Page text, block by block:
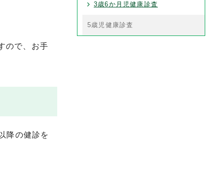
ので、お手
降の健診を
3歳6か月児健康診査
5歳児健康診査